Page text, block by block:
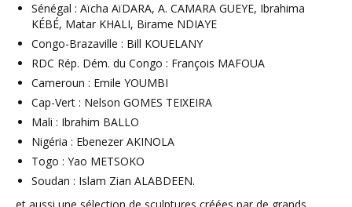
Sénégal : Aïcha AïDARA, A. CAMARA GUEYE, Ibrahima
KÉBÉ, Matar KHALI, Birame NDIAYE
Congo-Brazaville : Bill KOUELANY
RDC Rép. Dém. du Congo : François MAFOUA
Cameroun : Emile YOUMBI
Cap-Vert : Nelson GOMES TEIXEIRA
Mali : Ibrahim BALLO
Nigéria : Ebenezer AKINOLA
Togo : Yao METSOKO
Soudan : Islam Zian ALABDEEN.